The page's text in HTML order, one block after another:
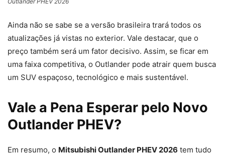
Ainda não se sabe se a versão brasileira trará todos os
atualizações já vistas no exterior. Vale destacar, que o
preço também será um fator decisivo. Assim, se ficar em
uma faixa competitiva, o Outlander pode atrair quem busca
um SUV espaçoso, tecnológico e mais sustentável.
Vale a Pena Esperar pelo Novo
Outlander PHEV?
Em resumo, o Mitsubishi Outlander PHEV 2026 tem tudo